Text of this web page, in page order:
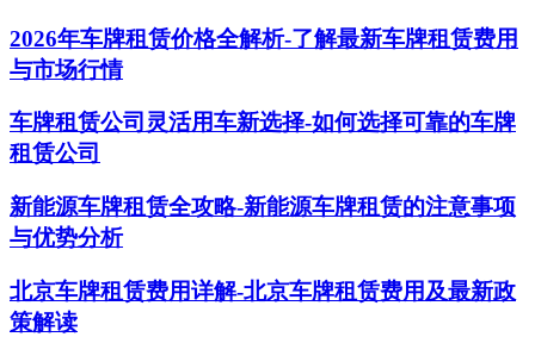
2026年车牌租赁价格全解析-了解最新车牌租赁费用
与市场行情
车牌租赁公司灵活用车新选择-如何选择可靠的车牌
租赁公司
新能源车牌租赁全攻略-新能源车牌租赁的注意事项
与优势分析
北京车牌租赁费用详解-北京车牌租赁费用及最新政
策解读